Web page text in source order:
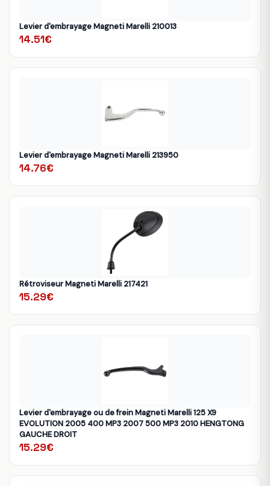
Levier d'embrayage Magneti Marelli 210013
14.51€
Levier d'embrayage Magneti Marelli 213950
14.76€
Rétroviseur Magneti Marelli 217421
15.29€
Levier d'embrayage ou de frein Magneti Marelli 125 X9
EVOLUTION 2005 400 MP3 2007 500 MP3 2010 HENGTONG
GAUCHE DROIT
15.29€